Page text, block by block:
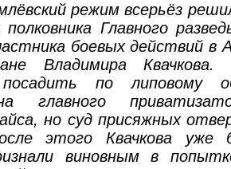
режим всерьёз
Главного
боевых действий в
Владимира Квачкова.
по липовому
главного
но суд присяжных
этого Квачкова уже
виновным в